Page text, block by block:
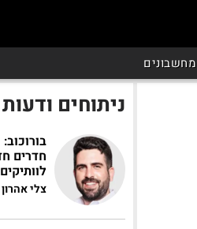
מחשבונים
ניתוחים ודעות
לוותיקים
צלי אהרון